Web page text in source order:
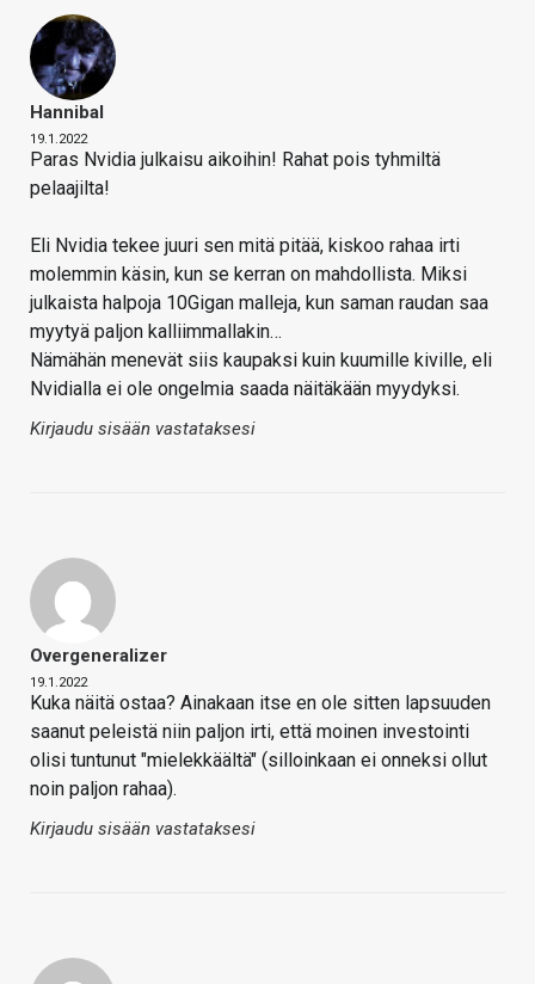
Hannibal
19.1.2022
Paras Nvidia julkaisu aikoihin! Rahat pois tyhmiltä
pelaajilta!
Eli Nvidia tekee juuri sen mitä pitää, kiskoo rahaa irti
molemmin käsin, kun se kerran on mahdollista. Miksi
julkaista halpoja 10Gigan malleja, kun saman raudan saa
myytyä paljon kalliimmallakin…
Nämähän menevät siis kaupaksi kuin kuumille kiville, eli
Nvidialla ei ole ongelmia saada näitäkään myydyksi.
Kirjaudu sisään vastataksesi
Overgeneralizer
19.1.2022
Kuka näitä ostaa? Ainakaan itse en ole sitten lapsuuden
saanut peleistä niin paljon irti, että moinen investointi
olisi tuntunut "mielekkäältä" (silloinkaan ei onneksi ollut
noin paljon rahaa).
Kirjaudu sisään vastataksesi